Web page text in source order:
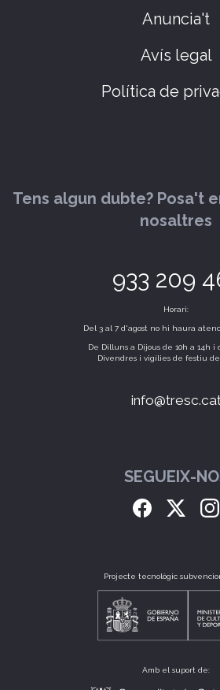
Anuncia't
Avís legal
Política de
Tens algun dubte? Posa't
nosaltres
933 209
Horari:
Del 3 al 7 d'agost no hi haura
De Dilluns a Dijous de 10h a 14h i
Divendres i vigílies de festiu de
SEGUEIX-
Projecte tecnològic
Amb el suport de: